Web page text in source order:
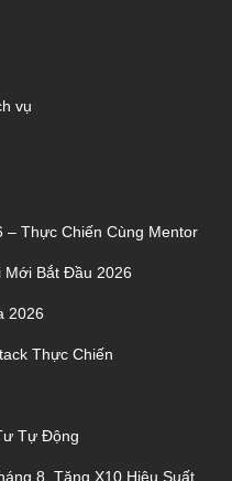
vụ
– Thực Chiến Cùng Mentor
Mới Bắt Đầu 2026
2026
Thực Chiến
Tự Động
8, Tăng X10 Hiệu Suất